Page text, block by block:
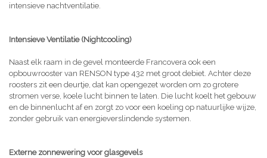
intensieve nachtventilatie.
Intensieve Ventilatie (Nightcooling)
Naast elk raam in de gevel monteerde Francovera ook een
opbouwrooster van RENSON type 432 met groot debiet. Achter deze
roosters zit een deurtje, dat kan opengezet worden om zo grotere
stromen verse, koele lucht binnen te laten. Die lucht koelt het gebouw
en de binnenlucht af en zorgt zo voor een koeling op natuurlijke wijze,
zonder gebruik van energieverslindende systemen.
Externe zonnewering voor glasgevels